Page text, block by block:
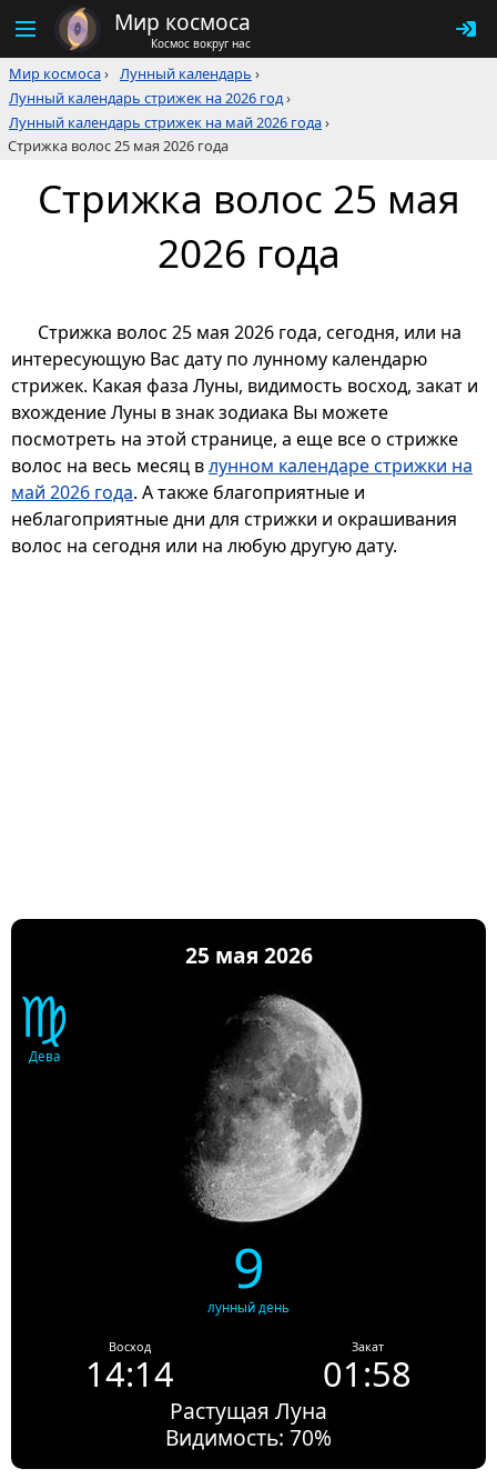
Мир космоса
Космос вокруг нас
Мир космоса› Лунный календарь ›
Лунный календарь стрижек на 2026 год›
Лунный календарь стрижек на май 2026 года›
Стрижка волос 25 мая 2026 года
Стрижка волос 25 мая
2026 года
Стрижка волос 25 мая 2026 года, сегодня, или на
интересующую Вас дату по лунному календарю
стрижек. Какая фаза Луны, видимость восход, закат и
вхождение Луны в знак зодиака Вы можете
посмотреть на этой странице, а еще все о стрижке
волос на весь месяц влунном календаре стрижки на
май 2026 года. А также благоприятные и
неблагоприятные дни для стрижки и окрашивания
волос на сегодня или на любую другую дату.
25 мая 2026
♍
Дева
9
лунный день
Восход
14:14
Закат
01:58
Растущая Луна
Видимость: 70%